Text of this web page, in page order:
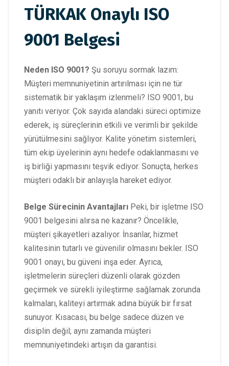
TÜRKAK Onaylı ISO
9001 Belgesi
Neden ISO 9001? Şu soruyu sormak lazım:
Müşteri memnuniyetinin artırılması için ne tür
sistematik bir yaklaşım izlenmeli? ISO 9001, bu
yanıtı veriyor. Çok sayıda alandaki süreci optimize
ederek, iş süreçlerinin etkili ve verimli bir şekilde
yürütülmesini sağlıyor. Kalite yönetim sistemleri,
tüm ekip üyelerinin aynı hedefe odaklanmasını ve
iş birliği yapmasını teşvik ediyor. Sonuçta, herkes
müşteri odaklı bir anlayışla hareket ediyor.
Belge Sürecinin Avantajları Peki, bir işletme ISO
9001 belgesini alırsa ne kazanır? Öncelikle,
müşteri şikayetleri azalıyor. İnsanlar, hizmet
kalitesinin tutarlı ve güvenilir olmasını bekler. ISO
9001 onayı, bu güveni inşa eder. Ayrıca,
işletmelerin süreçleri düzenli olarak gözden
geçirmek ve sürekli iyileştirme sağlamak zorunda
kalmaları, kaliteyi artırmak adına büyük bir fırsat
sunuyor. Kısacası, bu belge sadece düzen ve
disiplin değil; aynı zamanda müşteri
memnuniyetindeki artışın da garantisi.